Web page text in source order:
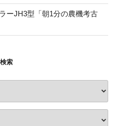
ーJH3型「朝1分の農機考古
索